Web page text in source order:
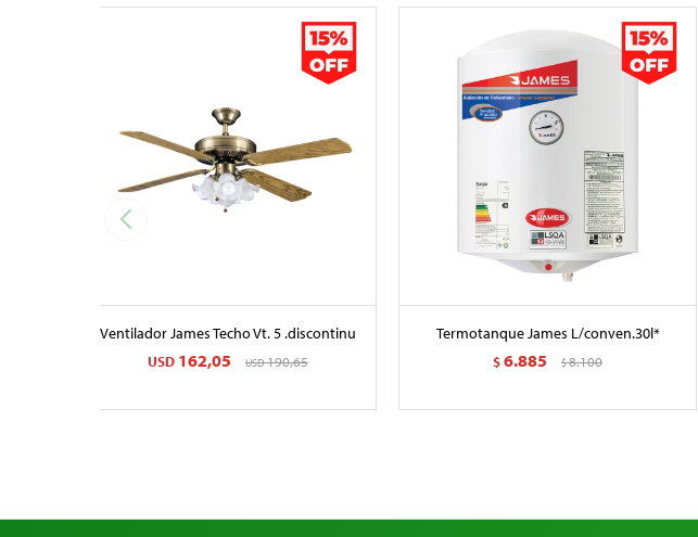
Ventilador James Techo Vt. 5 .discontinu
USD 162,05 USD190,65
Termotanque James L/conven.30l*
$6.885 $8.100